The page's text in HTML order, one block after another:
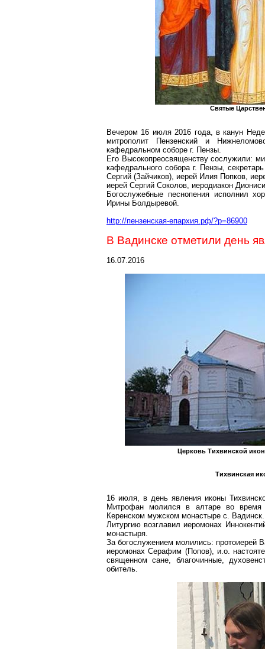
Святые
Вечером 16 июля 2016 года, в канун
митрополит Пензенский и
кафедральном соборе г. Пензы.
Его Высокопреосвященству сослужили:
кафедрального собора г. Пензы,
Сергий (Зайчиков), иерей Илия Попков,
иерей Сергий Соколов, иеродиакон
Богослужебные песнопения исполнил
Ирины Болдыревой.
http://пензенская-епархия.рф/?p=86900
В Вадинске отметили день
16.07.2016
Церковь Тихвинской
Тихвинская
16 июля, в день явления иконы
Митрофан молился в алтаре во время
Керенском мужском монастыре с. Вадинск.
Литургию возглавил иеромонах
монастыря.
За богослужением молились: протоиерей
иеромонах Серафим (Попов), и.о.
священном сане, благочинные,
обитель.